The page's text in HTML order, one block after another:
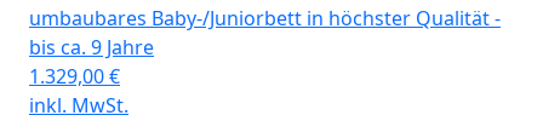
umbaubares Baby-/Juniorbett in höchster Qualität -
bis ca. 9 Jahre
1.329,00€
inkl. MwSt.